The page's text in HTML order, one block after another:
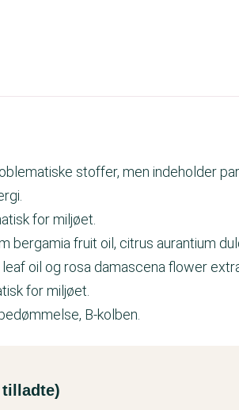
stoffer, men indeholder
for miljøet.
bergamia fruit oil, citrus aurantium
oil og rosa damascena flower
for miljøet.
B-kolben.